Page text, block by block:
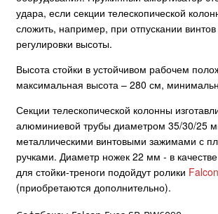
удара, если секции телескопической
сложить, например, при отпускании
регулировки высоты.
Высота стойки в устойчивом рабочем
максимальная высота – 280 см,
Секции телескопической колонны
алюминиевой трубы диаметром 35/30/25
металлическими винтовыми зажимами с
ручками. Диаметр ножек 22 мм - в
для стойки-треноги подойдут ролики
(приобретаются дополнительно).